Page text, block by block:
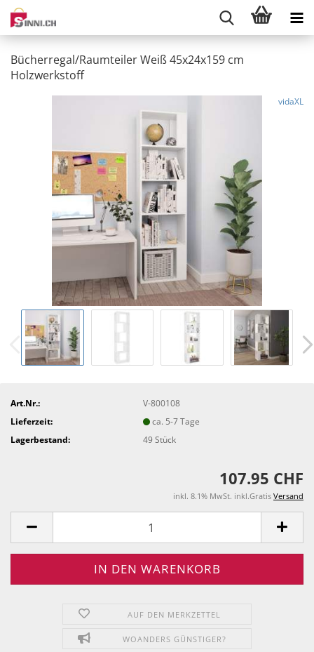
Bücherregal/Raumteiler Weiß 45x24x159 cm
Holzwerkstoff
vidaXL
Art.Nr.:
V-800108
Lieferzeit:
ca. 5-7 Tage
Lagerbestand:
49Stück
107.95 CHF
inkl. 8.1% MwSt. inkl.Gratis Versand
AUF DEN MERKZETTEL
WOANDERS GÜNSTIGER?